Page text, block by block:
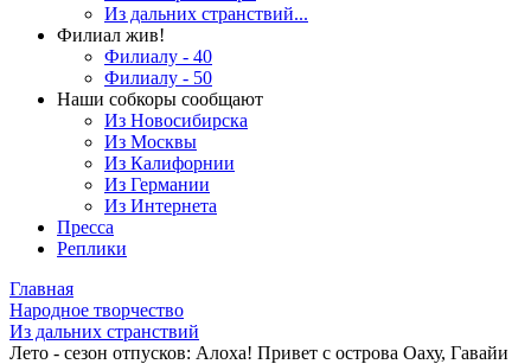
Из дальних странствий...
Филиал жив!
Филиалу - 40
Филиалу - 50
Наши собкоры сообщают
Из Новосибирска
Из Москвы
Из Калифорнии
Из Германии
Из Интернета
Пресса
Реплики
Главная
Народное творчество
Из дальних странствий
Лето - сезон отпусков: Алоха! Привет с острова Оаху, Гавайи